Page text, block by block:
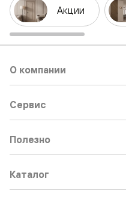
Акции
О компании
Сервис
Полезно
Каталог